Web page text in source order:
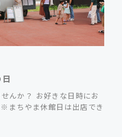
んか？ お好きな日時にお
まちやま休館日は出店でき